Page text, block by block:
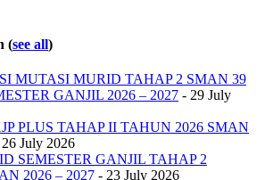
(see all)
MUTASI MURID TAHAP 2 SMAN 39
GANJIL 2026 – 2027 - 29 July
PLUS TAHAP II TAHUN 2026 SMAN
July 2026
SEMESTER GANJIL TAHAP 2
2026 – 2027 - 23 July 2026